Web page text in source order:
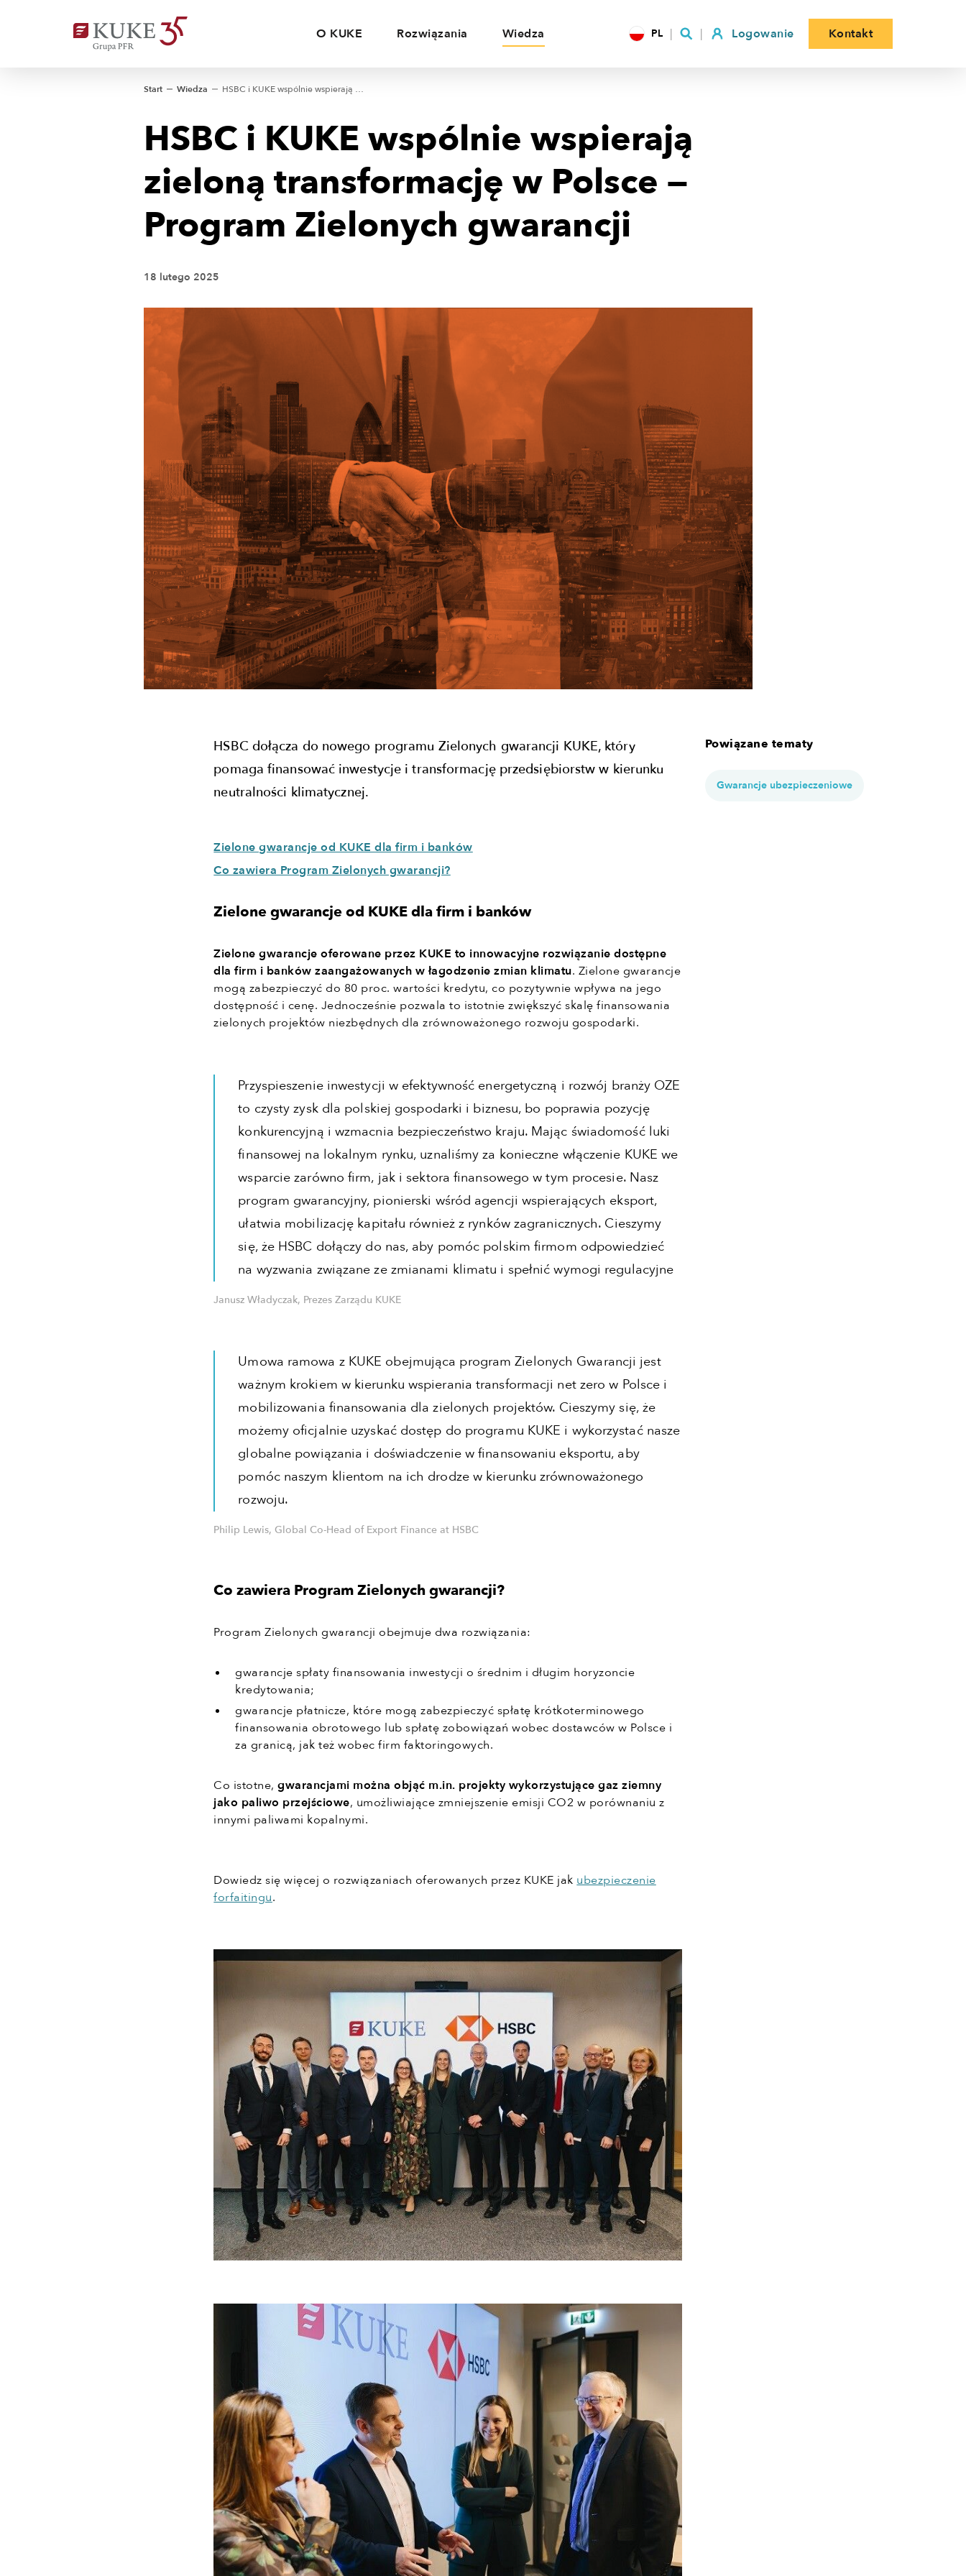
O KUKE Rozwiązania Wiedza PL Logowanie Kontakt
Start Wiedza HSBC i KUKE wspólnie wspierają zieloną transformację w Polsce — Program Zielonych gwarancji
HSBC i KUKE wspólnie wspierają
zieloną transformację w Polsce —
Program Zielonych gwarancji
18 lutego 2025
HSBC dołącza do nowego programu Zielonych gwarancji KUKE, który
pomaga finansować inwestycje i transformację przedsiębiorstw w kierunku
neutralności klimatycznej.
Powiązane tematy
Gwarancje ubezpieczeniowe
Zielone gwarancje od KUKE dla firm i banków
Co zawiera Program Zielonych gwarancji?
Zielone gwarancje od KUKE dla firm i banków
Zielone gwarancje oferowane przez KUKE to innowacyjne rozwiązanie dostępne
dla firm i banków zaangażowanych w łagodzenie zmian klimatu. Zielone gwarancje
mogą zabezpieczyć do 80 proc. wartości kredytu, co pozytywnie wpływa na jego
dostępność i cenę. Jednocześnie pozwala to istotnie zwiększyć skalę finansowania
zielonych projektów niezbędnych dla zrównoważonego rozwoju gospodarki.
Przyspieszenie inwestycji w efektywność energetyczną i rozwój branży OZE
to czysty zysk dla polskiej gospodarki i biznesu, bo poprawia pozycję
konkurencyjną i wzmacnia bezpieczeństwo kraju. Mając świadomość luki
finansowej na lokalnym rynku, uznaliśmy za konieczne włączenie KUKE we
wsparcie zarówno firm, jak i sektora finansowego w tym procesie. Nasz
program gwarancyjny, pionierski wśród agencji wspierających eksport,
ułatwia mobilizację kapitału również z rynków zagranicznych. Cieszymy
się, że HSBC dołączy do nas, aby pomóc polskim firmom odpowiedzieć
na wyzwania związane ze zmianami klimatu i spełnić wymogi regulacyjne
Janusz Władyczak, Prezes Zarządu KUKE
Umowa ramowa z KUKE obejmująca program Zielonych Gwarancji jest
ważnym krokiem w kierunku wspierania transformacji net zero w Polsce i
mobilizowania finansowania dla zielonych projektów. Cieszymy się, że
możemy oficjalnie uzyskać dostęp do programu KUKE i wykorzystać nasze
globalne powiązania i doświadczenie w finansowaniu eksportu, aby
pomóc naszym klientom na ich drodze w kierunku zrównoważonego
rozwoju.
Philip Lewis, Global Co-Head of Export Finance at HSBC
Co zawiera Program Zielonych gwarancji?
Program Zielonych gwarancji obejmuje dwa rozwiązania:
gwarancje spłaty finansowania inwestycji o średnim i długim horyzoncie
kredytowania;
gwarancje płatnicze, które mogą zabezpieczyć spłatę krótkoterminowego
finansowania obrotowego lub spłatę zobowiązań wobec dostawców w Polsce i
za granicą, jak też wobec firm faktoringowych.
Co istotne,gwarancjami można objąć m.in. projekty wykorzystujące gaz ziemny
jako paliwo przejściowe, umożliwiające zmniejszenie emisji CO2 w porównaniu z
innymi paliwami kopalnymi.
Dowiedz się więcej o rozwiązaniach oferowanych przez KUKE jak ubezpieczenie
forfaitingu.